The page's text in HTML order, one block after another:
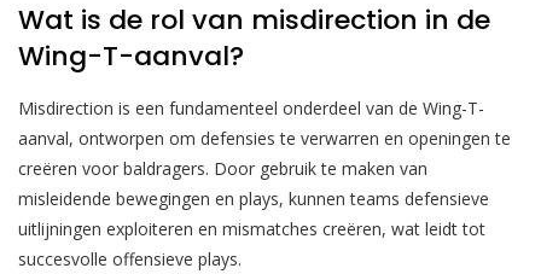
Wat is de rol van misdirection in de
Wing-T-aanval?
Misdirection is een fundamenteel onderdeel van de Wing-T-
aanval, ontworpen om defensies te verwarren en openingen te
creëren voor baldragers. Door gebruik te maken van
misleidende bewegingen en plays, kunnen teams defensieve
uitlijningen exploiteren en mismatches creëren, wat leidt tot
succesvolle offensieve plays.